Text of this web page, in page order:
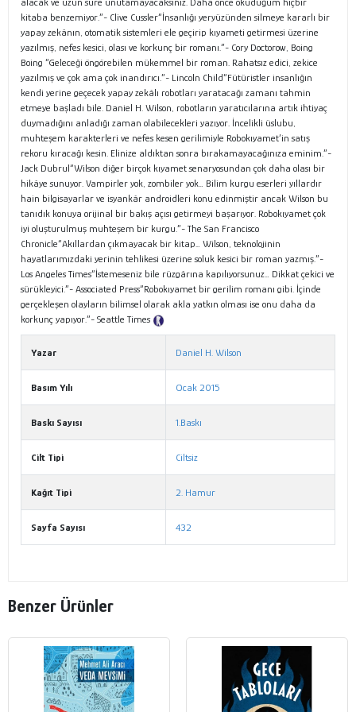
kitaba benzemiyor.”- Clive Cussler“İnsanlığı yeryüzünden silmeye kararlı bir
yapay zekânın, otomatik sistemleri ele geçirip kıyameti getirmesi üzerine
yazılmış, nefes kesici, olası ve korkunç bir romanı.”- Cory Doctorow, Boing
Boing “Geleceği öngörebilen mükemmel bir roman. Rahatsız edici, zekice
yazılmış ve çok ama çok inandırıcı.”- Lincoln Child“Fütüristler insanlığın
kendi yerine geçecek yapay zekâlı robotları yaratacağı zamanı tahmin
etmeye başladı bile. Daniel H. Wilson, robotların yaratıcılarına artık ihtiyaç
duymadığını anladığı zaman olabilecekleri yazıyor. İncelikli üslubu,
muhteşem karakterleri ve nefes kesen gerilimiyle Robokıyamet’in satış
rekoru kıracağı kesin. Elinize aldıktan sonra bırakamayacağınıza eminim.”-
Jack Dubrul“Wilson diğer birçok kıyamet senaryosundan çok daha olası bir
hikâye sunuyor. Vampirler yok, zombiler yok… Bilim kurgu eserleri yıllardır
hain bilgisayarlar ve isyankâr androidleri konu edinmiştir ancak Wilson bu
tanıdık konuya orijinal bir bakış açısı getirmeyi başarıyor. Robokıyamet çok
iyi oluşturulmuş muhteşem bir kurgu.”- The San Francisco
Chronicle“Akıllardan çıkmayacak bir kitap… Wilson, teknolojinin
hayatlarımızdaki yerinin tehlikesi üzerine soluk kesici bir roman yazmış.”-
Los Angeles Times“İstemeseniz bile rüzgârına kapılıyorsunuz… Dikkat çekici ve
sürükleyici.”- Associated Press“Robokıyamet bir gerilim romanı gibi. İçinde
gerçekleşen olayların bilimsel olarak akla yatkın olması ise onu daha da
korkunç yapıyor.”- Seattle Times
Yazar Daniel H. Wilson
Basım Yılı Ocak 2015
Baskı Sayısı 1.Baskı
Cilt Tipi Ciltsiz
Kağıt Tipi 2. Hamur
Sayfa Sayısı 432
Benzer Ürünler